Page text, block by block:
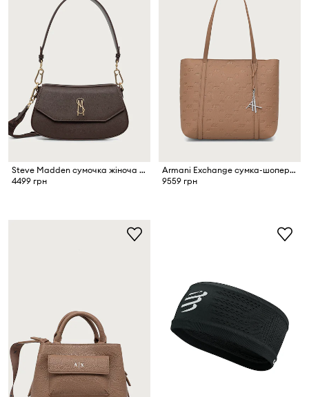
Steve Madden сумочка жіноча Blyon-C
4499 грн
Armani Exchange сумка-шопер жіноча зі штучної шкіри
9559 грн